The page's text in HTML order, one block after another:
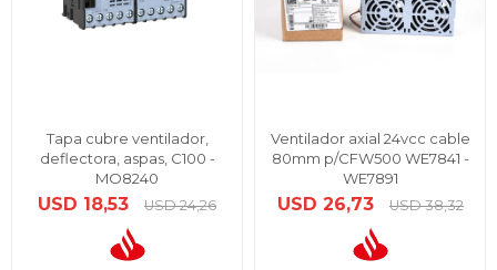
Tapa cubre ventilador,
deflectora, aspas, C100 -
MO8240
USD 18,53 USD 24,26
Ventilador axial 24vcc cable
80mm p/CFW500 WE7841 -
WE7891
USD 26,73 USD 38,32